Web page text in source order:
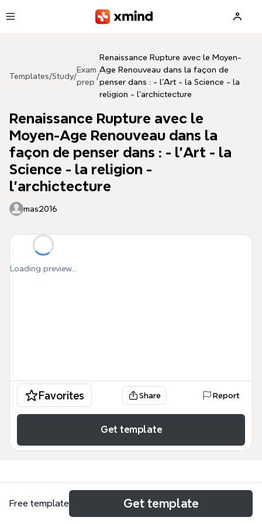
Templates/Study/
Exam
prep
/
Renaissance Rupture avec le Moyen-
Age Renouveau dans la façon de
penser dans : - l'Art - la Science - la
religion - l'archictecture
Renaissance Rupture avec le
Moyen-Age Renouveau dans la
façon de penser dans : - l'Art - la
Science - la religion -
l'archictecture
mas2016
Loading preview...
Favorites Share Report
Get template
Use cases
Free template Get template